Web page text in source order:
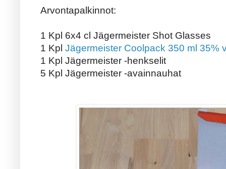
Arvontapalkinnot:
1 Kpl 6x4 cl Jägermeister Shot Glasses
1 Kpl Jägermeister Coolpack 350 ml 35%
1 Kpl Jägermeister -henkselit
5 Kpl Jägermeister -avainnauhat